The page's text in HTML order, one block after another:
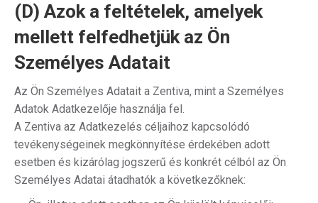
(D) Azok a feltételek, amelyek
mellett felfedhetjük az Ön
Személyes Adatait
Az Ön Személyes Adatait a Zentiva, mint a Személyes
Adatok Adatkezelője használja fel.
A Zentiva az Adatkezelés céljaihoz kapcsolódó
tevékenységeinek megkönnyítése érdekében adott
esetben és kizárólag jogszerű és konkrét célból az Ön
Személyes Adatai átadhatók a következőknek: